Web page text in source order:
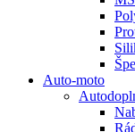
Auto-moto